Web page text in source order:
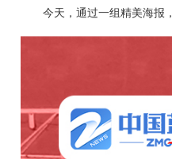
今天，通过一组精美海报